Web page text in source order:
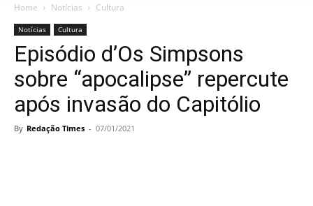
Home Notícias Cultura
Notícias Cultura
Episódio d’Os Simpsons
sobre “apocalipse” repercute
após invasão do Capitólio
By Redação Times - 07/01/2021